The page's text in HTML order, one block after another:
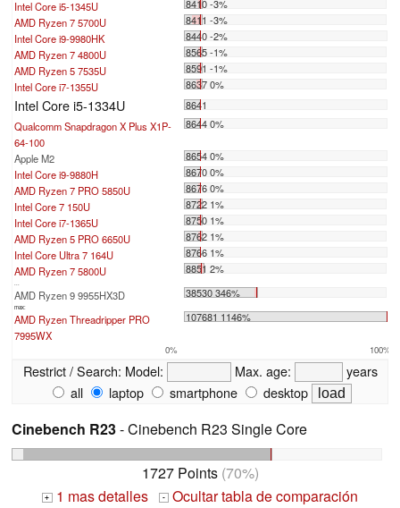
Intel Core i5-1345U
8410 -3%
AMD Ryzen 7 5700U
8411 -3%
Intel Core i9-9980HK
8440 -2%
AMD Ryzen 7 4800U
8565 -1%
AMD Ryzen 5 7535U
8591 -1%
Intel Core i7-1355U
8637 0%
Intel Core i5-1334U
8641
Qualcomm Snapdragon X Plus X1P-
64-100
8644 0%
Apple M2
8654 0%
Intel Core i9-9880H
8670 0%
AMD Ryzen 7 PRO 5850U
8676 0%
Intel Core 7 150U
8722 1%
Intel Core i7-1365U
8750 1%
AMD Ryzen 5 PRO 6650U
8762 1%
Intel Core Ultra 7 164U
8766 1%
AMD Ryzen 7 5800U
8851 2%
...
AMD Ryzen 9 9955HX3D 38530 346%
max:
AMD Ryzen Threadripper PRO
7995WX
107681 1146%
0% 100%
Restrict / Search: Model: Max. age:
years
all
laptop smartphone desktop
Cinebench R23- Cinebench R23 Single Core
1727 Points(70%)
+ 1 mas detalles - Ocultar tabla de comparación